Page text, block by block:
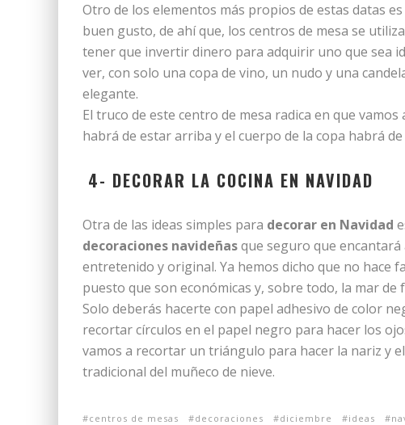
Otro de los elementos más propios de estas datas
buen gusto, de ahí que, los centros de mesa se
tener que invertir dinero para adquirir uno que sea
ver, con solo una copa de vino, un nudo y una
elegante.
El truco de este centro de mesa radica en que
habrá de estar arriba y el cuerpo de la copa habrá
4- DECORAR LA COCINA EN NAVIDAD
Otra de las ideas simples para decorar en Navidad
decoraciones navideñasque seguro que
entretenido y original. Ya hemos dicho que no hace
puesto que son económicas y, sobre todo, la mar de
Solo deberás hacerte con papel adhesivo de color
recortar círculos en el papel negro para hacer los
vamos a recortar un triángulo para hacer la nariz y
tradicional del muñeco de nieve.
centros de mesas decoraciones diciembre ideas